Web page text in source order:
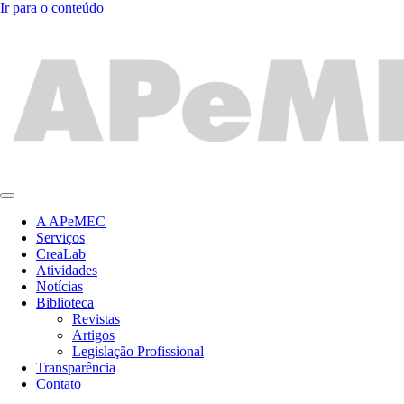
Ir para o conteúdo
A APeMEC
Serviços
CreaLab
Atividades
Notícias
Biblioteca
Revistas
Artigos
Legislação Profissional
Transparência
Contato